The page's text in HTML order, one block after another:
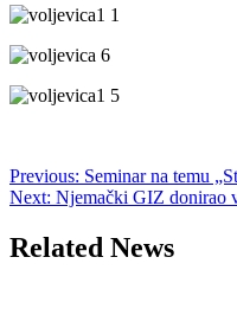
Post
navigation
Previous: Seminar na temu
Next: Njemački GIZ donirao
Related News